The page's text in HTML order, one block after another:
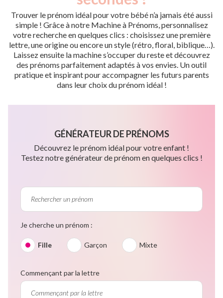
Trouver le prénom idéal pour votre bébé n’a jamais été aussi
simple ! Grâce à notre Machine à Prénoms, personnalisez
votre recherche en quelques clics : choisissez une première
lettre, une origine ou encore un style (rétro, floral, biblique…).
Laissez ensuite la machine s’occuper du reste et découvrez
des prénoms parfaitement adaptés à vos envies. Un outil
pratique et inspirant pour accompagner les futurs parents
dans leur choix du prénom idéal !
GÉNÉRATEUR DE PRÉNOMS
Découvrez le prénom idéal pour votre enfant !
Testez notre générateur de prénom en quelques clics !
Je cherche un prénom :
Fille Garçon Mixte
Commençant par la lettre